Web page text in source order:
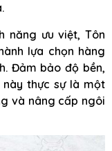
năng ưu việt, Tôn
lựa chọn hàng
Đảm bảo độ bền,
thực sự là một
và nâng cấp ngôi